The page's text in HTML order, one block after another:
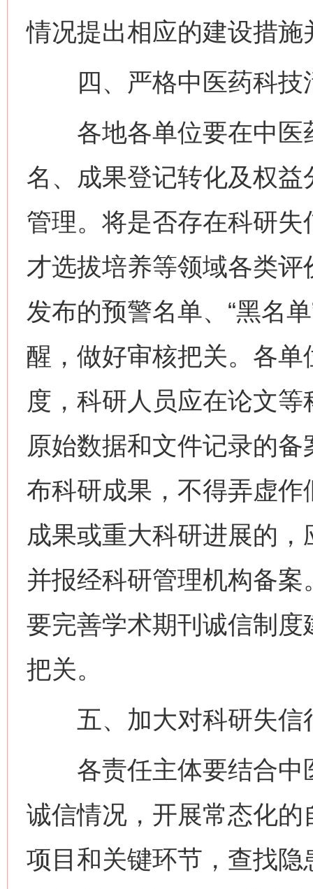
情况提出相应的建设措施
四、严格中医药科技
各地各单位要在中医
名、成果登记转化及权
管理。将是否存在科研
才选拔培养等领域各类
发布的预警名单、“黑名
醒，做好审核把关。各
度，科研人员应在论文
原始数据和文件记录的
布科研成果，不得弄虚
成果或重大科研进展的
并报经科研管理机构备
要完善学术期刊诚信制
把关。
五、加大对科研失信
各责任主体要结合中
诚信情况，开展常态化
项目和关键环节，查找